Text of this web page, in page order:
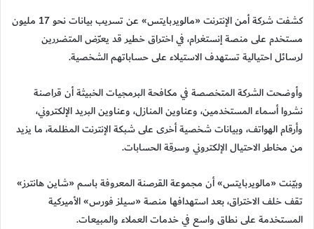
كشفت شركة أمن الإنترنت «مالويربايتس» عن تسريب بيانات نحو 17 مليون
مستخدم على منصة إنستغرام، في اختراق خطير قد يعرّض المتضررين
لرسائل احتيالية تستهدف الاستيلاء على حساباتهم الشخصية.
وأوضحت الشركة المتخصصة في مكافحة البرمجيات الخبيثة أن قراصنة
نشروا أسماء المستخدمين، وعناوين المنازل، وعناوين البريد الإلكتروني،
وأرقام الهواتف، وبيانات شخصية أخرى على شبكة الإنترنت المظلمة، ما يزيد
من مخاطر الاحتيال الإلكتروني وسرقة الحسابات.
وبيّنت «مالويربايتس» أن مجموعة القرصنة المعروفة باسم «شاين هانترز»
تقف خلف الاختراق، بعد استهدافها منصة «سيلز فورس» الأميركية
المستخدمة على نطاق واسع في خدمات العملاء والمبيعات.